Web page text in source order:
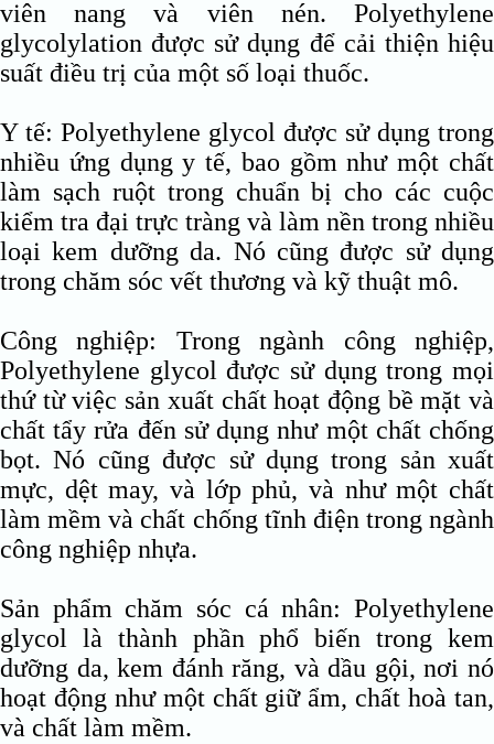
viên nang và viên nén. Polyethylene
glycolylation được sử dụng để cải thiện hiệu
suất điều trị của một số loại thuốc.
Y tế: Polyethylene glycol được sử dụng trong
nhiều ứng dụng y tế, bao gồm như một chất
làm sạch ruột trong chuẩn bị cho các cuộc
kiểm tra đại trực tràng và làm nền trong nhiều
loại kem dưỡng da. Nó cũng được sử dụng
trong chăm sóc vết thương và kỹ thuật mô.
Công nghiệp: Trong ngành công nghiệp,
Polyethylene glycol được sử dụng trong mọi
thứ từ việc sản xuất chất hoạt động bề mặt và
chất tẩy rửa đến sử dụng như một chất chống
bọt. Nó cũng được sử dụng trong sản xuất
mực, dệt may, và lớp phủ, và như một chất
làm mềm và chất chống tĩnh điện trong ngành
công nghiệp nhựa.
Sản phẩm chăm sóc cá nhân: Polyethylene
glycol là thành phần phổ biến trong kem
dưỡng da, kem đánh răng, và dầu gội, nơi nó
hoạt động như một chất giữ ẩm, chất hoà tan,
và chất làm mềm.